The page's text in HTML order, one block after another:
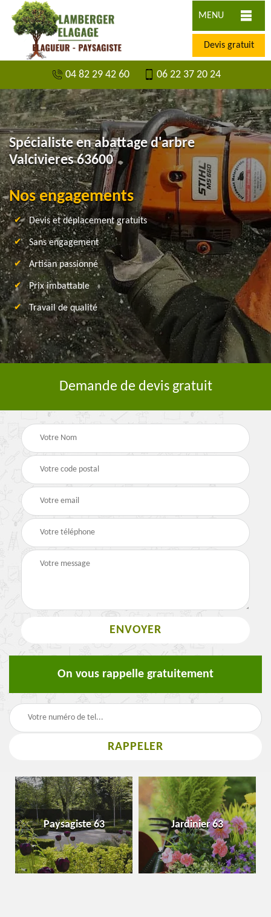
MENU
Devis gratuit
04 82 29 42 60 06 22 37 20 24
Spécialiste en abattage d'arbre
Valcivieres 63600
Nos engagements
Devis et déplacement gratuits
Sans engagement
Artisan passionné
Prix imbattable
Travail de qualité
Demande de devis gratuit
On vous rappelle gratuitement
Paysagiste 63 Jardinier 63